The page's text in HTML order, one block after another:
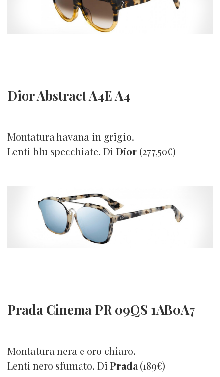
Dior Abstract A4E A4
Montatura havana in grigio.
Lenti blu specchiate. Di Dior (277,50€)
Prada Cinema PR 09QS 1AB0A7
Montatura nera e oro chiaro.
Lenti nero sfumato. Di Prada (189€)